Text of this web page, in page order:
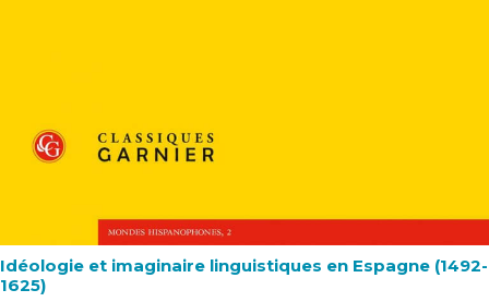
Idéologie et imaginaire linguistiques en Espagne (1492-
1625)